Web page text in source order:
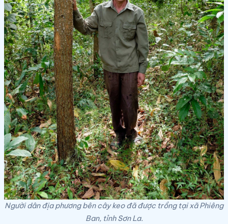
Người dân địa phương bên cây keo đã được trồng tại xã Phiêng
Ban, tỉnh Sơn La.